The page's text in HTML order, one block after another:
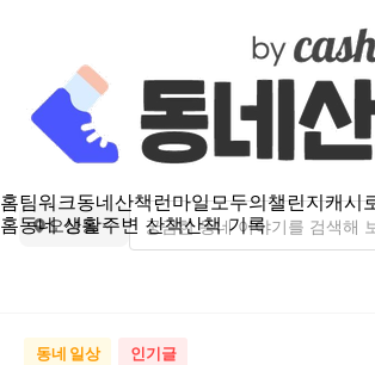
홈팀워크동네산책런마일모두의챌린지캐시
홈동네 생활주변 산책산책 기록
오산동
동네 일상 인기글